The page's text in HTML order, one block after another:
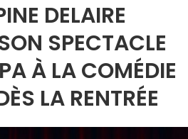
DELAIRE
SPECTACLE
À LA COMÉDIE
LA RENTRÉE